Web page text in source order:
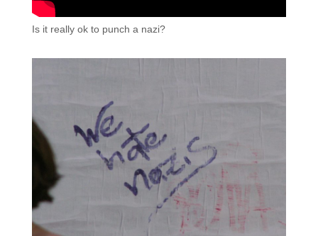
Is it really ok to punch a nazi?